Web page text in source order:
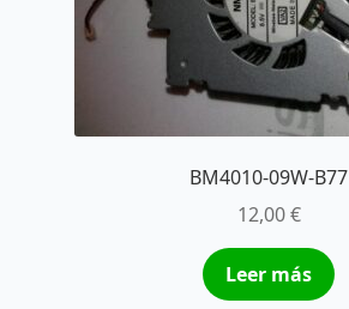
BM4010-09W-B77
12,00€
Leer más